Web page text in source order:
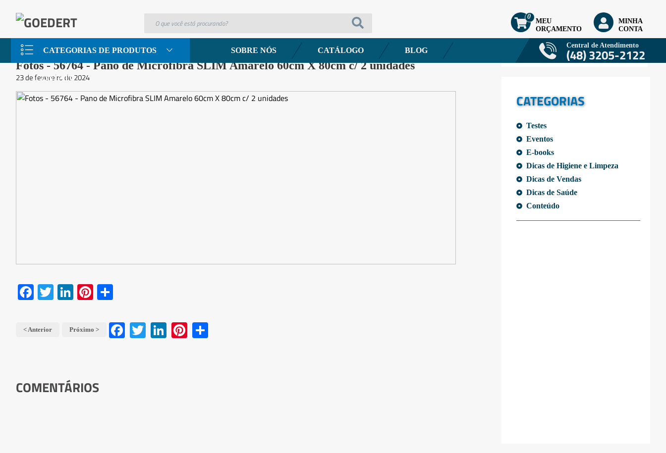
MEU
ORÇAMENTO
0
MINHA
CONTA
CATEGORIAS DE PRODUTOS SOBRE NÓS CATÁLOGO BLOG
CONTATO
Central de Atendimento
(48) 3205-2122
Fotos - 56764 - Pano de Microfibra SLIM Amarelo 60cm X 80cm c/ 2 unidades
23 de fevereiro de 2024
Facebook
Twitter
LinkedIn
Pinterest
< Anterior Próximo > FacebookTwitter LinkedIn PinterestShare
COMENTÁRIOS
CATEGORIAS
Testes
Eventos
E-books
Dicas de Higiene e Limpeza
Dicas de Vendas
Dicas de Saúde
Conteúdo